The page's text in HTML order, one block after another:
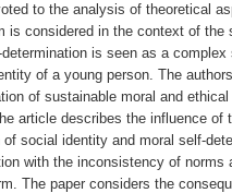
to the analysis of theoretical
is considered in the context of
is seen as a
of a young person. The
of sustainable moral and
article describes the influence
social identity and moral self-
with the inconsistency of
The paper considers the